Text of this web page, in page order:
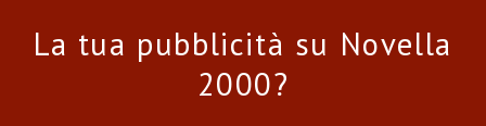
La tua pubblicità su Novella
2000?